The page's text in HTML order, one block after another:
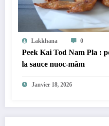
Lakkhana 0
Peek Kai Tod Nam Pla :
la sauce nuoc-mâm
Janvier 18, 2026